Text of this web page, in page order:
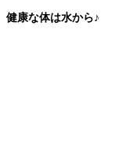
健康な体は水から♪